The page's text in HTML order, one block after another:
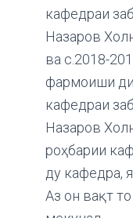
кафедраи
Назаров
ва с.2018-
фармоиши
кафедраи
Назаров
роҳбарии
ду кафедра,
Аз он вақт